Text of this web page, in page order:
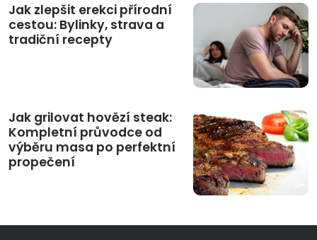
Jak zlepšit erekci přírodní
cestou: Bylinky, strava a
tradiční recepty
Jak grilovat hovězí steak:
Kompletní průvodce od
výběru masa po perfektní
propečení